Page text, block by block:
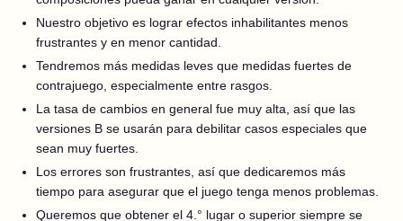
Nuestro objetivo es lograr efectos inhabilitantes menos
frustrantes y en menor cantidad.
Tendremos más medidas leves que medidas fuertes de
contrajuego, especialmente entre rasgos.
La tasa de cambios en general fue muy alta, así que las
versiones B se usarán para debilitar casos especiales que
sean muy fuertes.
Los errores son frustrantes, así que dedicaremos más
tiempo para asegurar que el juego tenga menos problemas.
Queremos que obtener el 4.° lugar o superior siempre se